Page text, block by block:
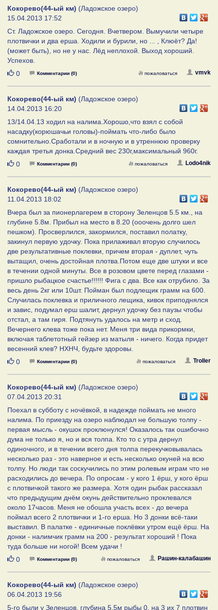
Кокорево(44-ый км) (Ладожское озеро)
15.04.2013 17:52
Ст. Ладожское озеро. Сегодня. Вчетвером. Вымучили четыре
плотвички и два ерша. Ходили и бурили, но ... , Клюёт? Да!
(может быть), но не у нас. Лёд неплохой. Выход хороший.
Успехов.
Нравится
0 Комментарии (0) vmvk
пожаловаться
Кокорево(44-ый км) (Ладожское озеро)
14.04.2013 16:20
13/14.04.13 ходил на налима.Хорошо,что взял с собой
насадку(корюшачьи головы)-поймать что-либо было
сомнительно.Сработали и в ночную и в утреннюю проверку
каждая третья донка.Средний вес 230г,максимальный 960г.
Нравится
0 Комментарии (0) Lodo4nik
пожаловаться
Кокорево(44-ый км) (Ладожское озеро)
11.04.2013 18:02
Вчера был за пионерлагерем в сторону Зеленцов 5.5 км., на
глубине 5.8м. Прибыл на место в 8.20 (ооочень долго шел
пешком). Просверлился, закормился, поставил полатку,
закинул первую удочку. Пока прилаживал вторую случилось
две результативные поклевки, причем вторая - дуплет, чуть
вытащил, очень достойная плотва.Потом еще две штуки и все
в течении одной минуты. Все в розовом цвете перед глазами -
пришло рыбацкое счастье!!!!!! Фига с два. Все как отрубило. За
весь день 2кг или 10шт. Пойман был подлещик грамм на 600.
Случилась поклевка и приличного лещика, кивок приподнялся
и завис, подумал ерш шалит, дернул удочку без паузы чтобы
отстал, а там гиря. Подтянуть удалось на метр и сход.
Вечернего клева тоже пока нет. Меня три вида прикормки,
включая таблетотный гейзер из матыля - ничего. Когда придет
весенний клев? НХНЧ, будьте здоровы.
Нравится
0 Комментарии (0) Troller
пожаловаться
Кокорево(44-ый км) (Ладожское озеро)
07.04.2013 20:31
Поехал в субботу с ночёвкой, в надежде поймать не много
налима. По приезду на озеро наблюдал не большую толпу -
первая мысль - окушок проклюнулся! Оказалось так ошибочно
дума не только я, но и вся толпа. Кто то с утра дернул
одиночного, и в течении всего дня толпа перекучковывалась
несколько раз - это наверное и есть несколько окуней на всю
толпу. Но люди так соскучились по этим ролевым играм что не
расходились до вечера. По опросам - у кого 1 ёрш, у кого ёрш
с плотвичкой такого же размера. Хотя один рыбак рассказал
что предыдущим днём окунь действительно проклевался
около 17часов. Меня не обошла участь всех - до вечера
поймал всего 2 плотвички и 1-го ерша. Но 3 донки всё-таки
выставил. В палатке - единичные поклёвки утром ещё ёрш. На
донки - налимчик грамм на 200 - результат хороший ! Пока
туда больше ни ногой! Всем удачи !
Нравится
0 Комментарии (0) Рашин-калабашин
пожаловаться
Кокорево(44-ый км) (Ладожское озеро)
06.04.2013 19:56
5-го были у Зеленцов, глубина 5,5м рыбы 0, на 3 их 7 плотвин